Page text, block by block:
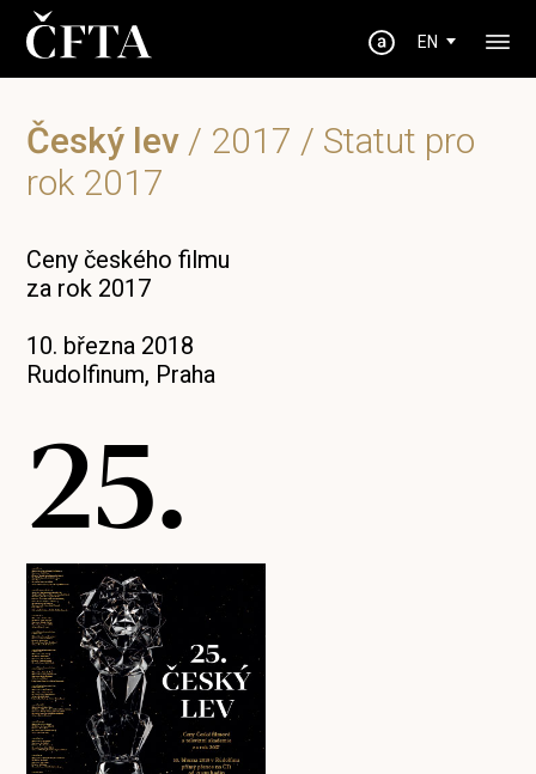
EN
Český lev / 2017 / Statut pro
rok 2017
Ceny českého filmu
za rok 2017
10. března 2018
Rudolfinum, Praha
25.